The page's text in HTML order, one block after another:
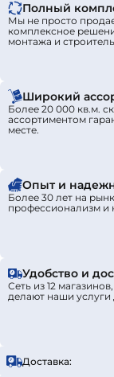
Полный
Мы не просто
комплексное
монтажа и
Широкий
Более 20 000 кв.м.
ассортиментом
месте.
Опыт и
Более 30 лет на
профессионализм и
Удобство и
Сеть из 12
делают наши
Доставка: